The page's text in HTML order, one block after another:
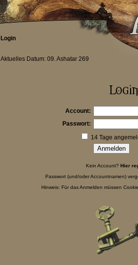
Login
Aktuelles Datum: 09. Ashatar 269
Account:
Passwort:
14 Tage
Kein Account? Hier
Passwort (und/oder Accountnamen)
Hinweis: Für das Anmelden müssen